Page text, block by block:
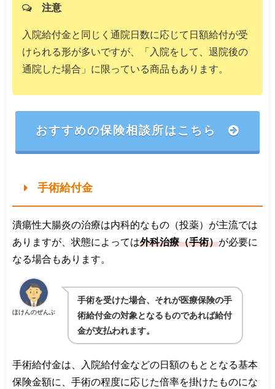
注意
入院給付金と同じく通院日数に応じて日額給付が受
けられる形が多いですが、「入院をして、退院後の
通院した場合」に限っている商品もあります。
おすすめの保険相談所はこちら
手術給付金
潰瘍性大腸炎の治療は内科的なもの（投薬）が主流では
ありますが、状態によっては外科治療（手術）が必要に
なる場合もあります。
ほけんのぜんぶ
手術を受けた場合、それが医療保険の手
術給付金の対象となるものであれば給付
金が支払われます。
手術給付金は、入院給付金などの日額のもととなる基本
保険金額に、手術の程度に応じた倍率を掛けたものにな